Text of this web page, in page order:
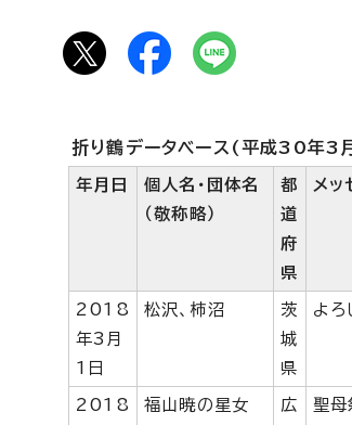
折り鶴データベース(平成30年3
年月日
個人名・団体名
（敬称略）
都
道
府
県
メッ
2018
年3月
1日
松沢、柿沼
茨
城
県
よろ
2018
福山暁の星女
広
聖母